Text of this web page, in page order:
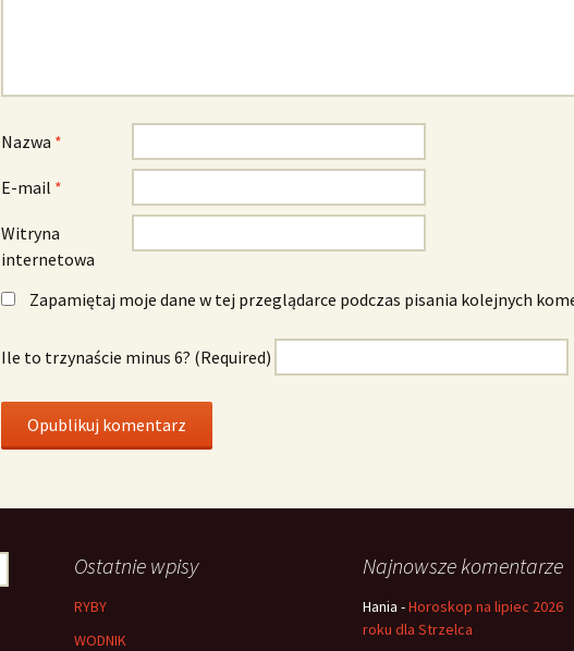
Nazwa *
E-mail *
Witryna
internetowa
Zapamiętaj moje dane w tej przeglądarce podczas pisania kolejnych
Ile to trzynaście minus 6? (Required)
Ostatnie wpisy
RYBY
WODNIK
Najnowsze komentarze
Hania -Horoskop na lipiec 2026
roku dla Strzelca